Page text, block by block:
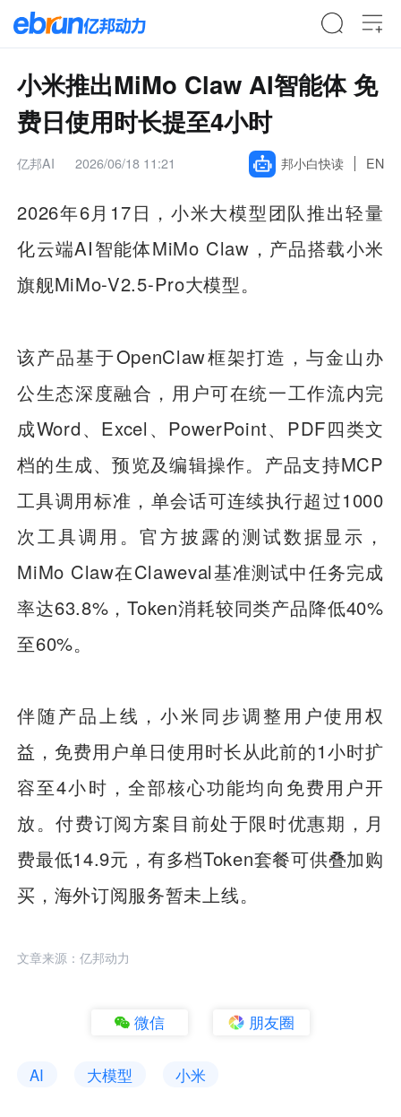
小米推出MiMo Claw AI智能体 免
费日使用时长提至4小时
亿邦AI 2026/06/18 11:21 邦小白快读 EN
2026年6月17日，小米大模型团队推出轻量
化云端AI智能体MiMo Claw，产品搭载小米
旗舰MiMo-V2.5-Pro大模型。
该产品基于OpenClaw框架打造，与金山办
公生态深度融合，用户可在统一工作流内完
成Word、Excel、PowerPoint、PDF四类文
档的生成、预览及编辑操作。产品支持MCP
工具调用标准，单会话可连续执行超过1000
次工具调用。官方披露的测试数据显示，
MiMo Claw在Claweval基准测试中任务完成
率达63.8%，Token消耗较同类产品降低40%
至60%。
伴随产品上线，小米同步调整用户使用权
益，免费用户单日使用时长从此前的1小时扩
容至4小时，全部核心功能均向免费用户开
放。付费订阅方案目前处于限时优惠期，月
费最低14.9元，有多档Token套餐可供叠加购
买，海外订阅服务暂未上线。
文章来源：亿邦动力
微信 朋友圈
AI 大模型 小米